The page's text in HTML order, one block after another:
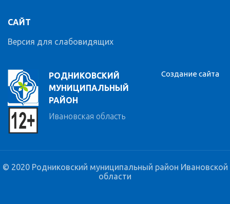
РОДНИКОВСКИЙ
МУНИЦИПАЛЬНЫЙ
РАЙОН
Ивановская область
САЙТ
Версия для слабовидящих
Создание сайта
© 2020 Родниковский муниципальный район Ивановской
области